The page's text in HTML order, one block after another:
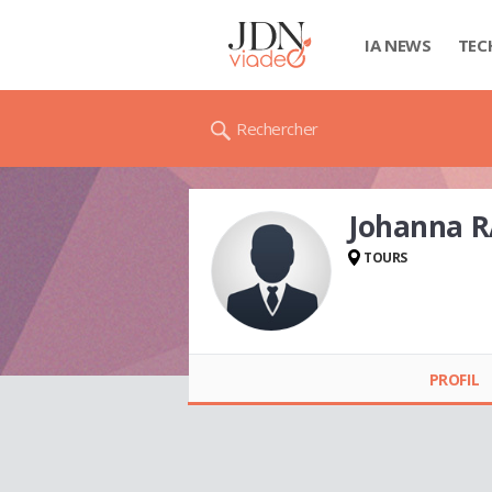
IA NEWS
Rechercher
Johanna
TOURS
PROFIL